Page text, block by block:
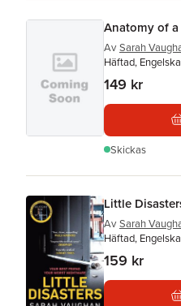
Anatomy of a
Av Sarah
Häftad,
149 kr
Skickas
Little
Av Sarah
Häftad,
159 kr